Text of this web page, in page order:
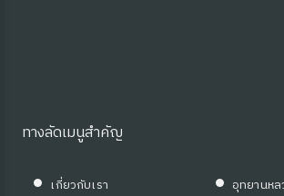
ทางลัดเมนูสำคัญ
เกี่ยวกับเรา
อุทยานห